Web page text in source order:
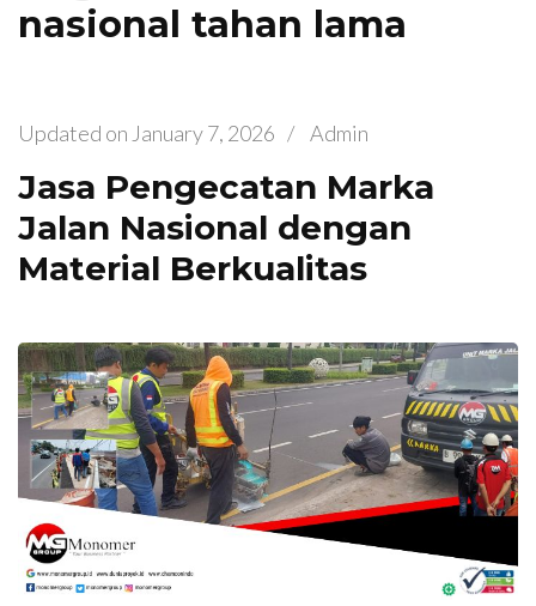
nasional tahan lama
Updated on January 7, 2026 / Admin
Jasa Pengecatan Marka
Jalan Nasional dengan
Material Berkualitas